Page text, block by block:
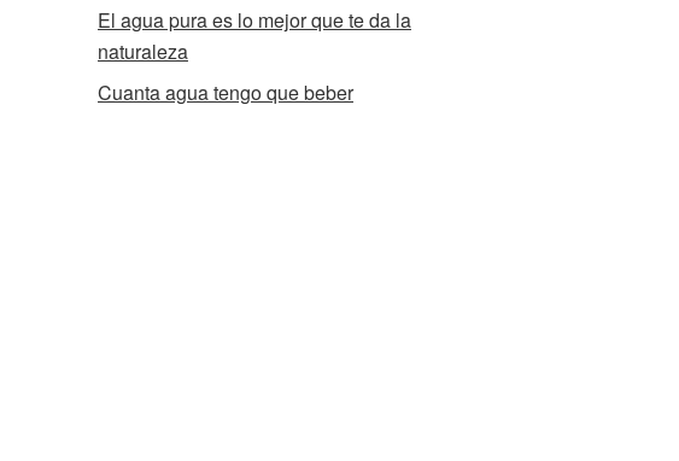
El agua pura es lo mejor que te da la
naturaleza
Cuanta agua tengo que beber